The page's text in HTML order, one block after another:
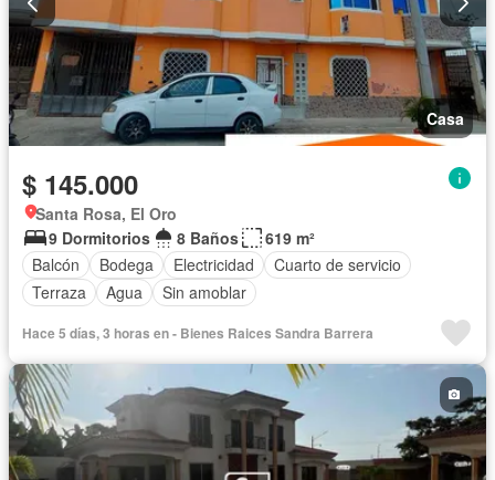
Casa
$ 145.000
Santa Rosa, El Oro
9 Dormitorios
8 Baños
619 m²
Balcón
Bodega Electricidad
Cuarto de servicio
Terraza
Agua Sin amoblar
Hace 5 días, 3 horas en - Bienes Raices Sandra Barrera